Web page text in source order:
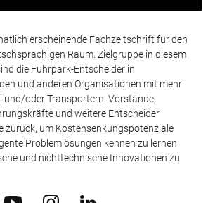
erscheinende Fachzeitschrift für den
Raum. Zielgruppe in diesem
die Fuhrpark-Entscheider in
und anderen Organisationen mit mehr
und/oder Transportern. Vorstände,
und weitere Entscheider
zurück, um Kostensenkungspotenziale
Problemlösungen kennen zu lernen
und nichttechnische Innovationen zu